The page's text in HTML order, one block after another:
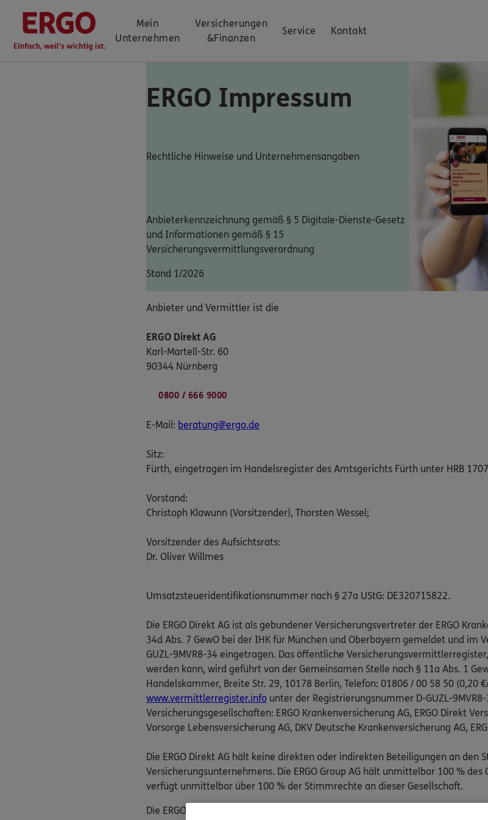
Mein
Unternehmen
Versicherungen
&Finanzen
Service Kontakt
ERGO Impressum
Rechtliche Hinweise und Unternehmensangaben
Anbieterkennzeichnung gemäß § 5 Digitale-Dienste-Gesetz
und Informationen gemäß § 15
Versicherungsvermittlungsverordnung
Stand 1/2026
Anbieter und Vermittler ist die
ERGO Direkt AG
Karl-Martell-Str. 60
90344 Nürnberg
0800 / 666 9000
E-Mail: beratung@ergo.de
Sitz:
Fürth, eingetragen im Handelsregister des Amtsgerichts Fürth unter HRB
Vorstand:
Christoph Klawunn (Vorsitzender), Thorsten Wessel;
Vorsitzender des Aufsichtsrats:
Dr. Oliver Willmes
Umsatzsteueridentifikationsnummer nach § 27a UStG: DE320715822.
Die ERGO Direkt AG ist als gebundener Versicherungsvertreter der ERGO
34d Abs. 7 GewO bei der IHK für München und Oberbayern gemeldet und
GUZL-9MVR8-34 eingetragen. Das öffentliche
werden kann, wird geführt von der Gemeinsamen Stelle nach § 11a Abs. 1
Handelskammer, Breite Str. 29, 10178 Berlin, Telefon: 01806 / 00 58 50 (0,20
www.vermittlerregister.info unter der Registrierungsnummer D-GUZL-
Versicherungsgesellschaften: ERGO Krankenversicherung AG, ERGO Direkt
Vorsorge Lebensversicherung AG, DKV Deutsche Krankenversicherung AG,
Die ERGO Direkt AG hält keine direkten oder indirekten Beteiligungen an
Versicherungsunternehmens. Die ERGO Group AG hält unmittelbar 100 % des
verfügt unmittelbar über 100 % der Stimmrechte an dieser Gesellschaft.
Die ERGO Direkt AG nimmt verpflichtend an folgenden außergerichtlichen